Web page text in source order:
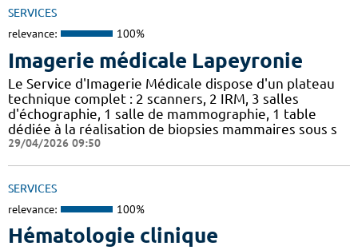
SERVICES
relevance: 100%
Imagerie médicale Lapeyronie
Le Service d'Imagerie Médicale dispose d'un plateau
technique complet : 2 scanners, 2 IRM, 3 salles
d'échographie, 1 salle de mammographie, 1 table
dédiée à la réalisation de biopsies mammaires sous s
29/04/2026 09:50
SERVICES
relevance: 100%
Hématologie clinique